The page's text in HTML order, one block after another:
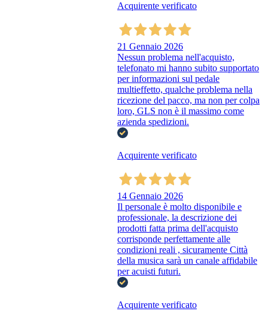
Acquirente verificato
21 Gennaio 2026
Nessun problema nell'acquisto,
telefonato mi hanno subito supportato
per informazioni sul pedale
multieffetto, qualche problema nella
ricezione del pacco, ma non per colpa
loro, GLS non è il massimo come
azienda spedizioni.
Acquirente verificato
14 Gennaio 2026
Il personale è molto disponibile e
professionale, la descrizione dei
prodotti fatta prima dell'acquisto
corrisponde perfettamente alle
condizioni reali , sicuramente Città
della musica sarà un canale affidabile
per acuisti futuri.
Acquirente verificato